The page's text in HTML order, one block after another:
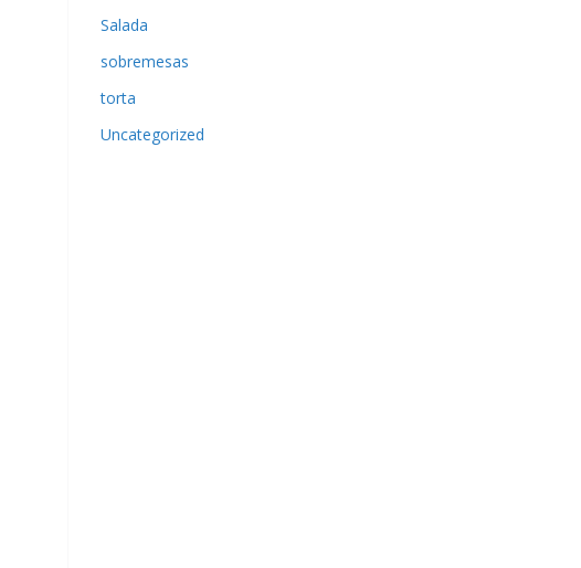
Salada
sobremesas
torta
Uncategorized